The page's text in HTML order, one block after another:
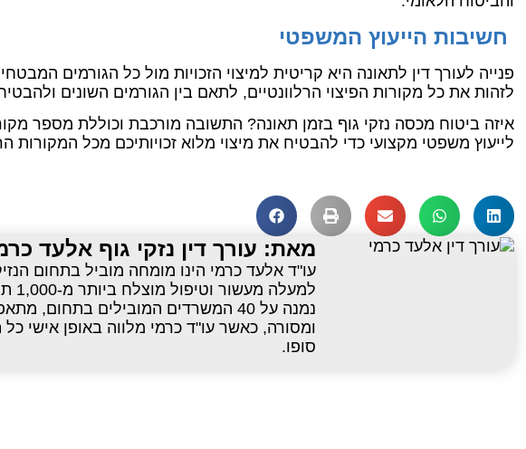
חשיבות הייעוץ המשפטי
פנייה לעורך דין לתאונה היא קריטית למיצוי הזכויות מול כל הגורמים
לזהות את כל מקורות הפיצוי הרלוונטיים, לתאם בין הגורמים השונים
איזה ביטוח מכסה נזקי גוף בזמן תאונה? התשובה מורכבת וכוללת מספר
לייעוץ משפטי מקצועי כדי להבטיח את מיצוי מלוא זכויותיכם מכל המקורות
מאת: עורך דין נזקי גוף אלעד
עו"ד אלעד כרמי הינו מומחה מוביל בתחום
נמנה על 40 המשרדים המובילים בתחום,
ומסורה, כאשר עו"ד כרמי מלווה באופן אישי
סופו.